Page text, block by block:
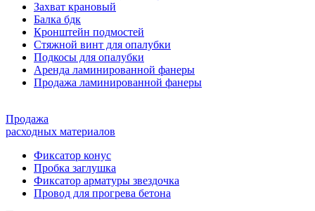
Захват крановый
Балка бдк
Кронштейн подмостей
Стяжной винт для опалубки
Подкосы для опалубки
Аренда ламинированной фанеры
Продажа ламинированной фанеры
Продажа
расходных материалов
Фиксатор конус
Пробка заглушка
Фиксатор арматуры звездочка
Провод для прогрева бетона